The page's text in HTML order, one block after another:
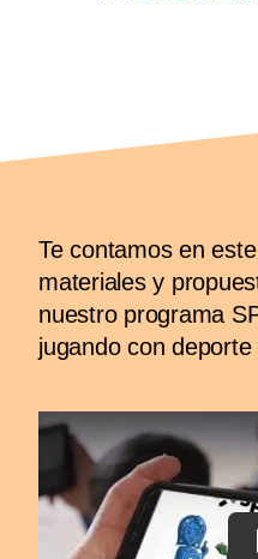
Te contamos en
materiales y
nuestro programa
jugando con